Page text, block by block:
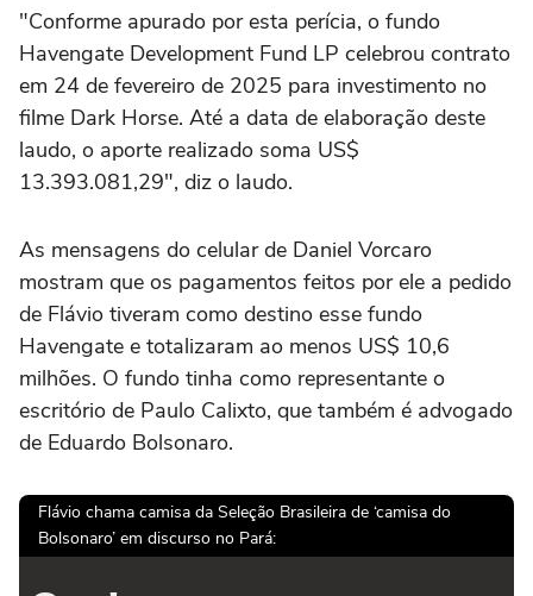
"Conforme apurado por esta perícia, o fundo
Havengate Development Fund LP celebrou contrato
em 24 de fevereiro de 2025 para investimento no
filme Dark Horse. Até a data de elaboração deste
laudo, o aporte realizado soma US$
13.393.081,29", diz o laudo.
As mensagens do celular de Daniel Vorcaro
mostram que os pagamentos feitos por ele a pedido
de Flávio tiveram como destino esse fundo
Havengate e totalizaram ao menos US$ 10,6
milhões. O fundo tinha como representante o
escritório de Paulo Calixto, que também é advogado
de Eduardo Bolsonaro.
Flávio chama camisa da Seleção Brasileira de ‘camisa do
Bolsonaro’ em discurso no Pará: